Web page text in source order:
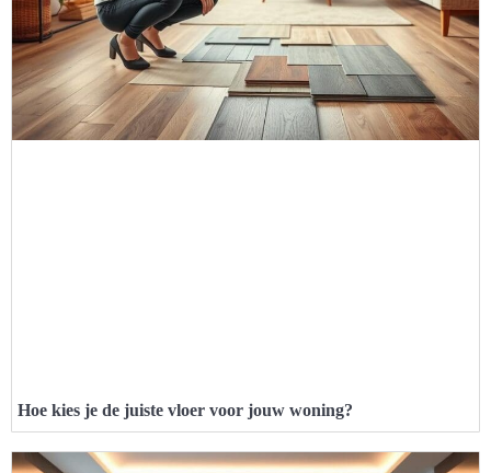
Hoe kies je de juiste vloer voor jouw woning?